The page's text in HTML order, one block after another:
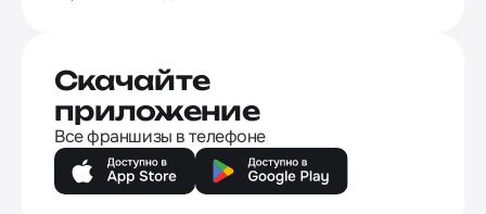
Скачайте
приложение
Все франшизы в телефоне